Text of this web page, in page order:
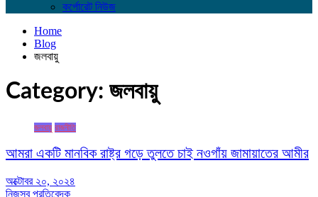
কর্পোরেট নিউজ
Home
Blog
জলবায়ু
Category: জলবায়ু
জলবায়ু রাজনীতি
আমরা একটি মানবিক রাষ্ট্র গড়ে তুলতে চাই নওগাঁয় জামায়াতের আমীর
অক্টোবর ২০, ২০২৪
নিজস্ব প্রতিবেদক